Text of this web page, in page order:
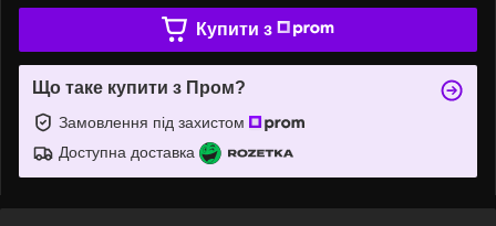
Купити з
Що таке купити з Пром?
Замовлення під захистом
Доступна доставка